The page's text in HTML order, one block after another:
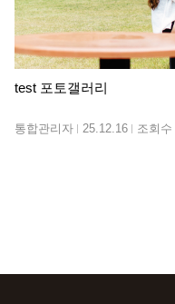
test 포토갤러리
통합관리자 25.12.16 조회수